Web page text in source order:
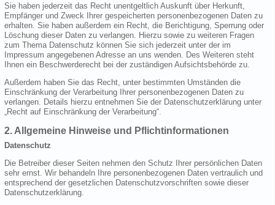
Sie haben jederzeit das Recht unentgeltlich Auskunft über Herkunft,
Empfänger und Zweck Ihrer gespeicherten personenbezogenen Daten zu
erhalten. Sie haben außerdem ein Recht, die Berichtigung, Sperrung oder
Löschung dieser Daten zu verlangen. Hierzu sowie zu weiteren Fragen
zum Thema Datenschutz können Sie sich jederzeit unter der im
Impressum angegebenen Adresse an uns wenden. Des Weiteren steht
Ihnen ein Beschwerderecht bei der zuständigen Aufsichtsbehörde zu.
Außerdem haben Sie das Recht, unter bestimmten Umständen die
Einschränkung der Verarbeitung Ihrer personenbezogenen Daten zu
verlangen. Details hierzu entnehmen Sie der Datenschutzerklärung unter
„Recht auf Einschränkung der Verarbeitung“.
2. Allgemeine Hinweise und Pflichtinformationen
Datenschutz
Die Betreiber dieser Seiten nehmen den Schutz Ihrer persönlichen Daten
sehr ernst. Wir behandeln Ihre personenbezogenen Daten vertraulich und
entsprechend der gesetzlichen Datenschutzvorschriften sowie dieser
Datenschutzerklärung.